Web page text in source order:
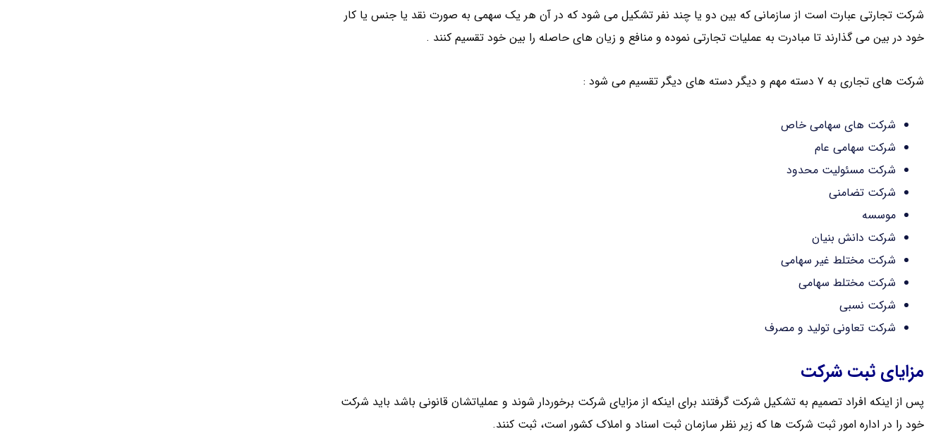
شرکت تجارتی عبارت است از سازمانی که بین دو یا چند نفر تشکیل می شود که در آن هر یک سهمی به صورت نقد یا جنس یا کار
خود در بین می گذارند تا مبادرت به عملیات تجارتی نموده و منافع و زیان های حاصله را بین خود تقسیم کنند .
شرکت های تجاری به ۷ دسته مهم و دیگر دسته های دیگر تقسیم می شود :
شرکت های سهامی خاص
شرکت سهامی عام
شرکت مسئولیت محدود
شرکت تضامنی
موسسه
شرکت دانش بنیان
شرکت مختلط غیر سهامی
شرکت مختلط سهامی
شرکت نسبی
شرکت تعاونی تولید و مصرف
مزایای ثبت شرکت
پس از اینکه افراد تصمیم به تشکیل شرکت گرفتند برای اینکه از مزایای شرکت برخوردار شوند و عملیاتشان قانونی باشد باید شرکت
خود را در اداره امور ثبت شرکت‌ ها که زیر نظر سازمان ثبت اسناد و املاک کشور است، ثبت کنند.